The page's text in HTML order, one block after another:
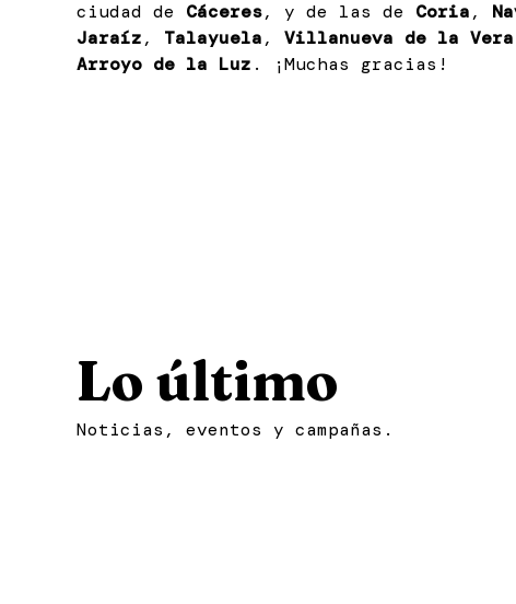
ciudad de Cáceres, y de las de Coria,
Jaraíz, Talayuela, Villanueva de la Vera
Arroyo de la Luz . ¡Muchas gracias!
Lo último
Noticias, eventos y campañas.